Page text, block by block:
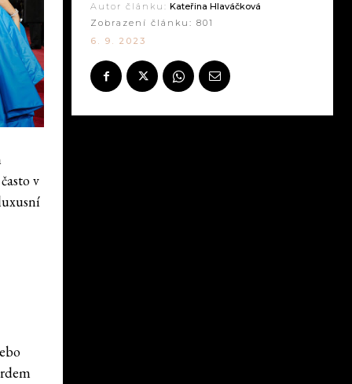
v
Autor článku: Kateřina Hlaváčková
Zobrazení článku: 801
6. 9. 2023